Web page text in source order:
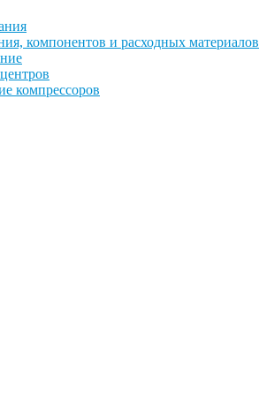
компонентов и расходных материалов
компрессоров